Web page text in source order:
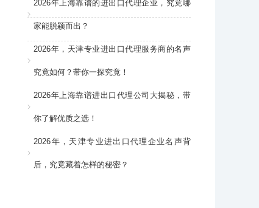
2026年上海靠谱的进出口代理企业，究竟哪
家能脱颖而出？
2026年，天津专业进出口代理服务商的名声
究竟如何？带你一探究竟！
2026年上海靠谱进出口代理公司大揭秘，带
你了解优质之选！
2026年，天津专业进出口代理企业名声背
后，究竟藏着怎样的秘密？